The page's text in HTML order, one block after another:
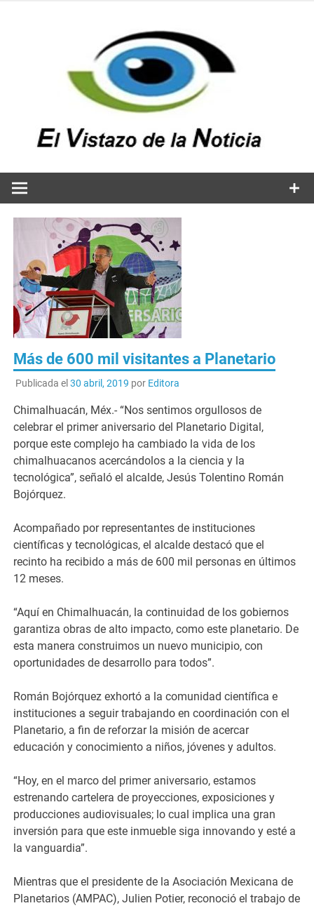
Más de 600 mil visitantes a Planetario
Publicada el 30 abril, 2019 por Editora
Chimalhuacán, Méx.- “Nos sentimos orgullosos de
celebrar el primer aniversario del Planetario Digital,
porque este complejo ha cambiado la vida de los
chimalhuacanos acercándolos a la ciencia y la
tecnológica”, señaló el alcalde, Jesús Tolentino Román
Bojórquez.
Acompañado por representantes de instituciones
científicas y tecnológicas, el alcalde destacó que el
recinto ha recibido a más de 600 mil personas en últimos
12 meses.
“Aquí en Chimalhuacán, la continuidad de los gobiernos
garantiza obras de alto impacto, como este planetario. De
esta manera construimos un nuevo municipio, con
oportunidades de desarrollo para todos”.
Román Bojórquez exhortó a la comunidad científica e
instituciones a seguir trabajando en coordinación con el
Planetario, a fin de reforzar la misión de acercar
educación y conocimiento a niños, jóvenes y adultos.
“Hoy, en el marco del primer aniversario, estamos
estrenando cartelera de proyecciones, exposiciones y
producciones audiovisuales; lo cual implica una gran
inversión para que este inmueble siga innovando y esté a
la vanguardia”.
Mientras que el presidente de la Asociación Mexicana de
Planetarios (AMPAC), Julien Potier, reconoció el trabajo de